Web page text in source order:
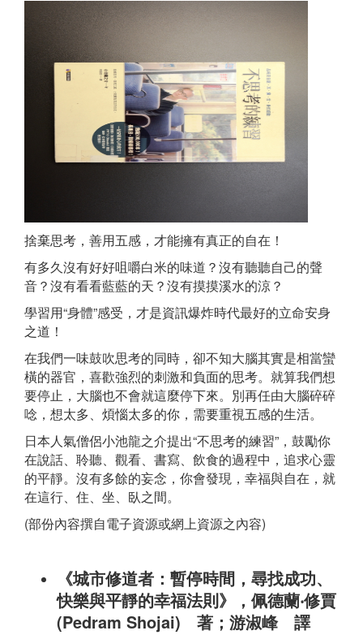
捨棄思考，善用五感，才能擁有真正的自在！
有多久沒有好好咀嚼白米的味道？沒有聽聽自己的聲
音？沒有看看藍藍的天？沒有摸摸溪水的涼？
學習用“身體”感受，才是資訊爆炸時代最好的立命安身
之道！
在我們一味鼓吹思考的同時，卻不知大腦其實是相當蠻
橫的器官，喜歡強烈的刺激和負面的思考。就算我們想
要停止，大腦也不會就這麼停下來。別再任由大腦碎碎
唸，想太多、煩惱太多的你，需要重視五感的生活。
日本人氣僧侶小池龍之介提出“不思考的練習”，鼓勵你
在說話、聆聽、觀看、書寫、飲食的過程中，追求心靈
的平靜。沒有多餘的妄念，你會發現，幸福與自在，就
在這行、住、坐、臥之間。
(部份內容撰自電子資源或網上資源之內容)
《城市修道者：暫停時間，尋找成功、
快樂與平靜的幸福法則》，佩德蘭‧修賈
(Pedram Shojai) 著；游淑峰 譯